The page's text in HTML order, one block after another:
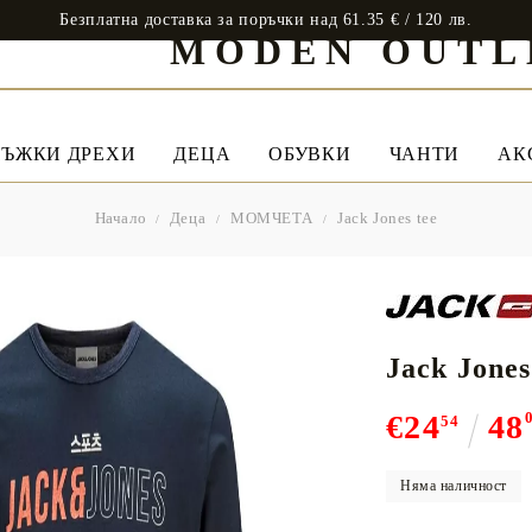
Безплатна доставка за поръчки над 61.35 € / 120 лв.
MODEN
ДРЕХИ ДЕЦА ОБУВКИ ЧАНТИ
Начало Деца МОМЧЕТА Jack Jones tee
Jack
€2454 48
Няма наличност